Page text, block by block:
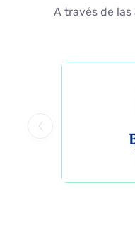
A través de